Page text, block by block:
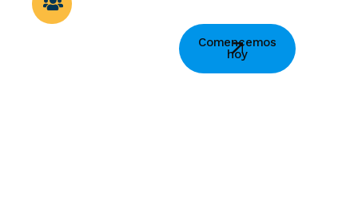
Comencemos
hoy